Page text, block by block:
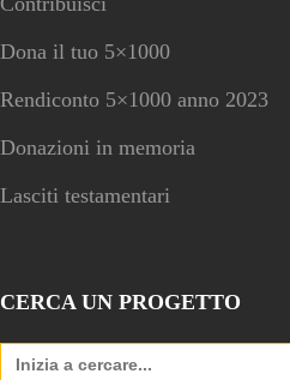
Dona il tuo 5×1000
Rendiconto 5×1000 anno 2023
Donazioni in memoria
Lasciti testamentari
CERCA UN PROGETTO
Search
for: